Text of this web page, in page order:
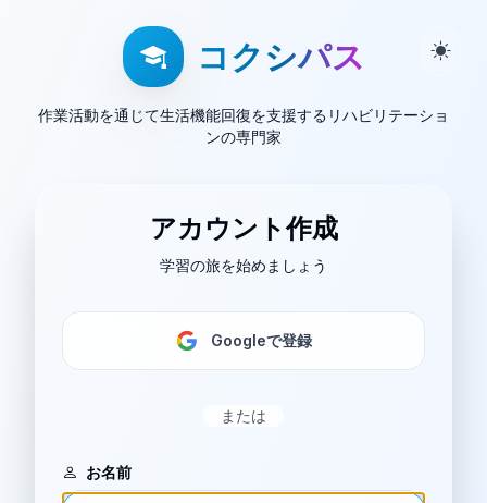
コクシパス
作業活動を通じて生活機能回復を支援するリハビリテーショ
ンの専門家
アカウント作成
学習の旅を始めましょう
Googleで登録
または
お名前